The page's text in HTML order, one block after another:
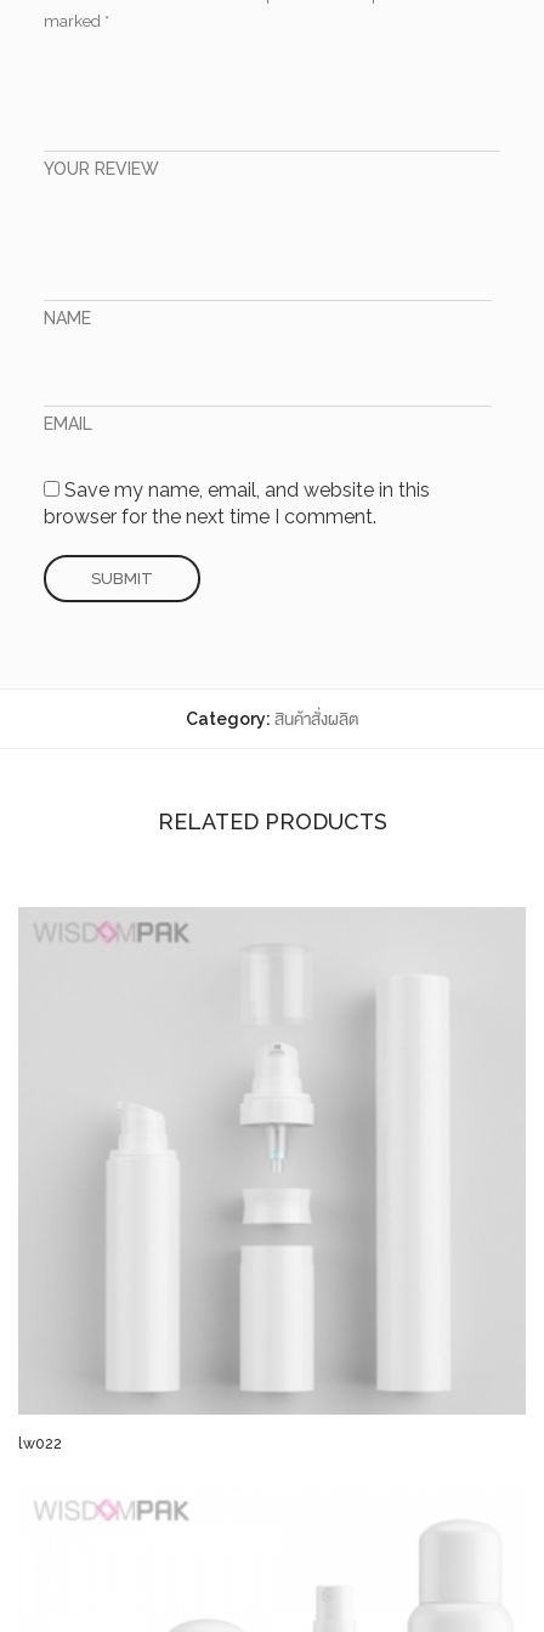
marked *
YOUR REVIEW
NAME
EMAIL
Save my name, email, and website in this
browser for the next time I comment.
Category: สินค้าสั่งผลิต
RELATED PRODUCTS
lw022